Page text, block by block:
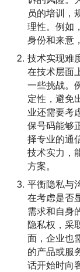
员的培训，
理性。例如
身份和来意
技术实现难
在技术层面
一些挑战。
定性，避免
业还需要考
保号码能够
择专业的通
技术实力，
方案。
平衡隐私与
在考虑是否
需求和自身
隐私权，采
面，企业也
的产品或服
话开始时向